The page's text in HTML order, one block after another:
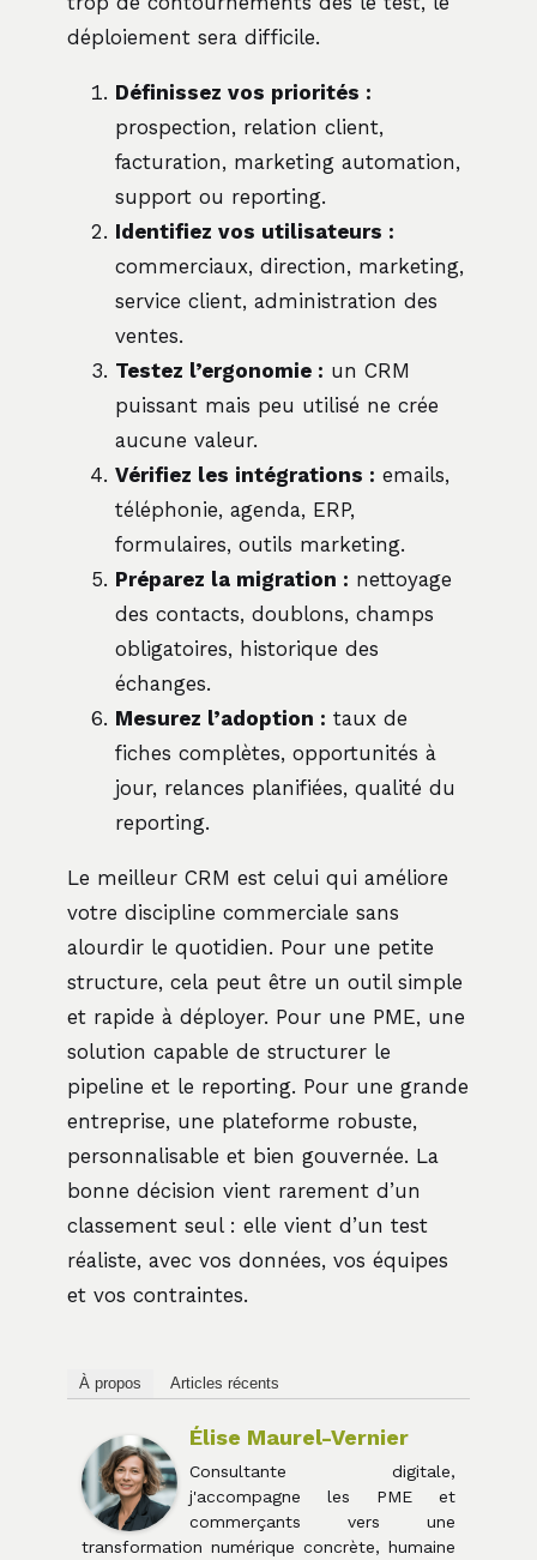
déploiement sera difficile.
Définissez vos priorités :
prospection, relation client,
facturation, marketing automation,
support ou reporting.
Identifiez vos utilisateurs :
commerciaux, direction, marketing,
service client, administration des
ventes.
Testez l’ergonomie : un CRM
puissant mais peu utilisé ne crée
aucune valeur.
Vérifiez les intégrations : emails,
téléphonie, agenda, ERP,
formulaires, outils marketing.
Préparez la migration : nettoyage
des contacts, doublons, champs
obligatoires, historique des
échanges.
Mesurez l’adoption : taux de
fiches complètes, opportunités à
jour, relances planifiées, qualité du
reporting.
Le meilleur CRM est celui qui améliore
votre discipline commerciale sans
alourdir le quotidien. Pour une petite
structure, cela peut être un outil simple
et rapide à déployer. Pour une PME, une
solution capable de structurer le
pipeline et le reporting. Pour une grande
entreprise, une plateforme robuste,
personnalisable et bien gouvernée. La
bonne décision vient rarement d’un
classement seul : elle vient d’un test
réaliste, avec vos données, vos équipes
et vos contraintes.
À propos Articles récents
Élise Maurel-Vernier
Consultante digitale,
j'accompagne les PME et
commerçants vers une
transformation numérique concrète, humaine